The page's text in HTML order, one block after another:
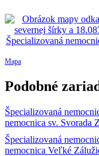
Mapa
Podobné
Špecializovaná
nemocnica sv. Svorada
Špecializovaná
nemocnica Veľké